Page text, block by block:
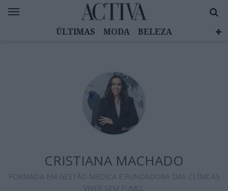
ÚLTIMAS MODA
BELEZA
DIZ QUEM SABE
ACTIVA BRAND STUDIO
CRISTIANA MACHADO
FORMADA EM GESTÃO MÉDICA E FUNDADORA DAS CLÍNICAS
VIVER SEM FUMO,